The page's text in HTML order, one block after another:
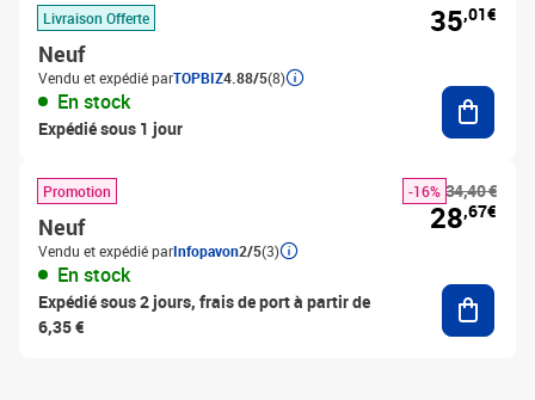
Livraison Offerte
Neuf
Vendu et expédié parTOPBIZ4.88/5(8)
En stock
Expédié sous 1 jour
35,01€
Promotion
Neuf
Vendu et expédié parInfopavon2/5(3)
En stock
Expédié sous 2 jours, frais de port à partir de
6,35 €
34,40 €
-16%
28,67€